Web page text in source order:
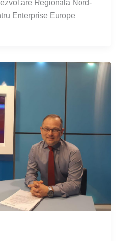
Regionala Nord-
Enterprise Europe